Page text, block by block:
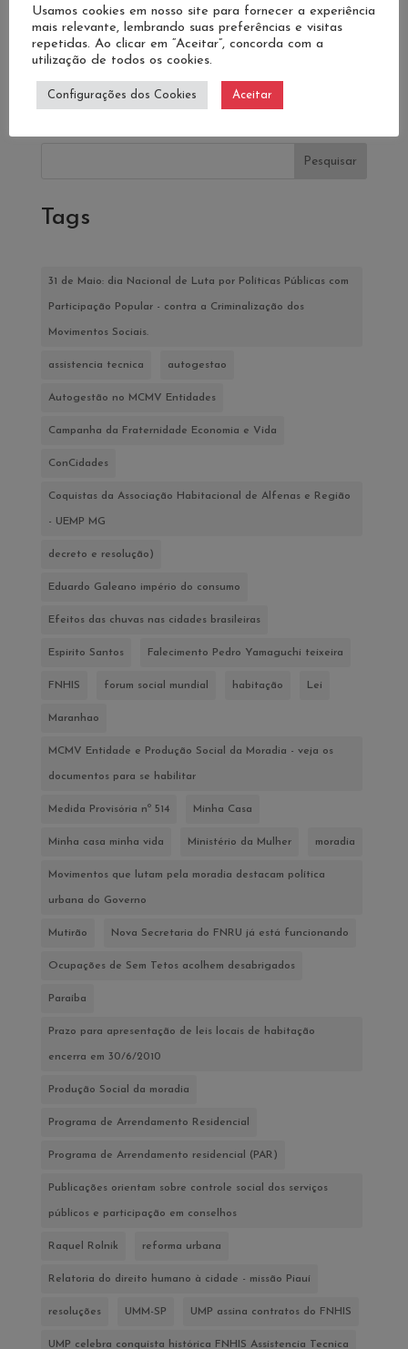
Pesquisar
Tags
31 de Maio: dia Nacional de Luta por Políticas Públicas com
Participação Popular - contra a Criminalização dos
Movimentos Sociais.
assistencia tecnica autogestao
Autogestão no MCMV Entidades
Campanha da Fraternidade Economia e Vida
ConCidades
Coquistas da Associação Habitacional de Alfenas e Região
- UEMP MG
decreto e resolução)
Eduardo Galeano império do consumo
Efeitos das chuvas nas cidades brasileiras
Espirito Santos Falecimento Pedro Yamaguchi teixeira
FNHIS forum social mundial habitação Lei
Maranhao
MCMV Entidade e Produção Social da Moradia - veja os
documentos para se habilitar
Medida Provisória nº 514 Minha Casa
Minha casa minha vida Ministério da Mulher moradia
Movimentos que lutam pela moradia destacam política
urbana do Governo
Mutirão Nova Secretaria do FNRU já está funcionando
Ocupações de Sem Tetos acolhem desabrigados
Paraíba
Prazo para apresentação de leis locais de habitação
encerra em 30/6/2010
Produção Social da moradia
Programa de Arrendamento Residencial
Programa de Arrendamento residencial (PAR)
Publicações orientam sobre controle social dos serviços
públicos e participação em conselhos
Raquel Rolnik reforma urbana
Relatoria do direito humano à cidade - missão Piauí
resoluções UMM-SP UMP assina contratos do FNHIS
UMP celebra conquista histórica FNHIS Assistencia Tecnica
Usamos cookies em nosso site para fornecer a experiência
mais relevante, lembrando suas preferências e visitas
repetidas. Ao clicar em “Aceitar”, concorda com a
utilização de todos os cookies.
Configurações dos Cookies Aceitar